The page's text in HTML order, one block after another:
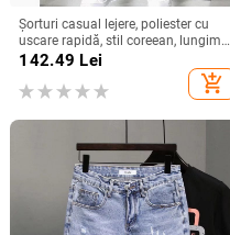
Șorturi casual lejere, poliester cu
uscare rapidă, stil coreean, lungime
semi, croială cu micro-elasticitate
142.49 Lei
add_shopping_cart